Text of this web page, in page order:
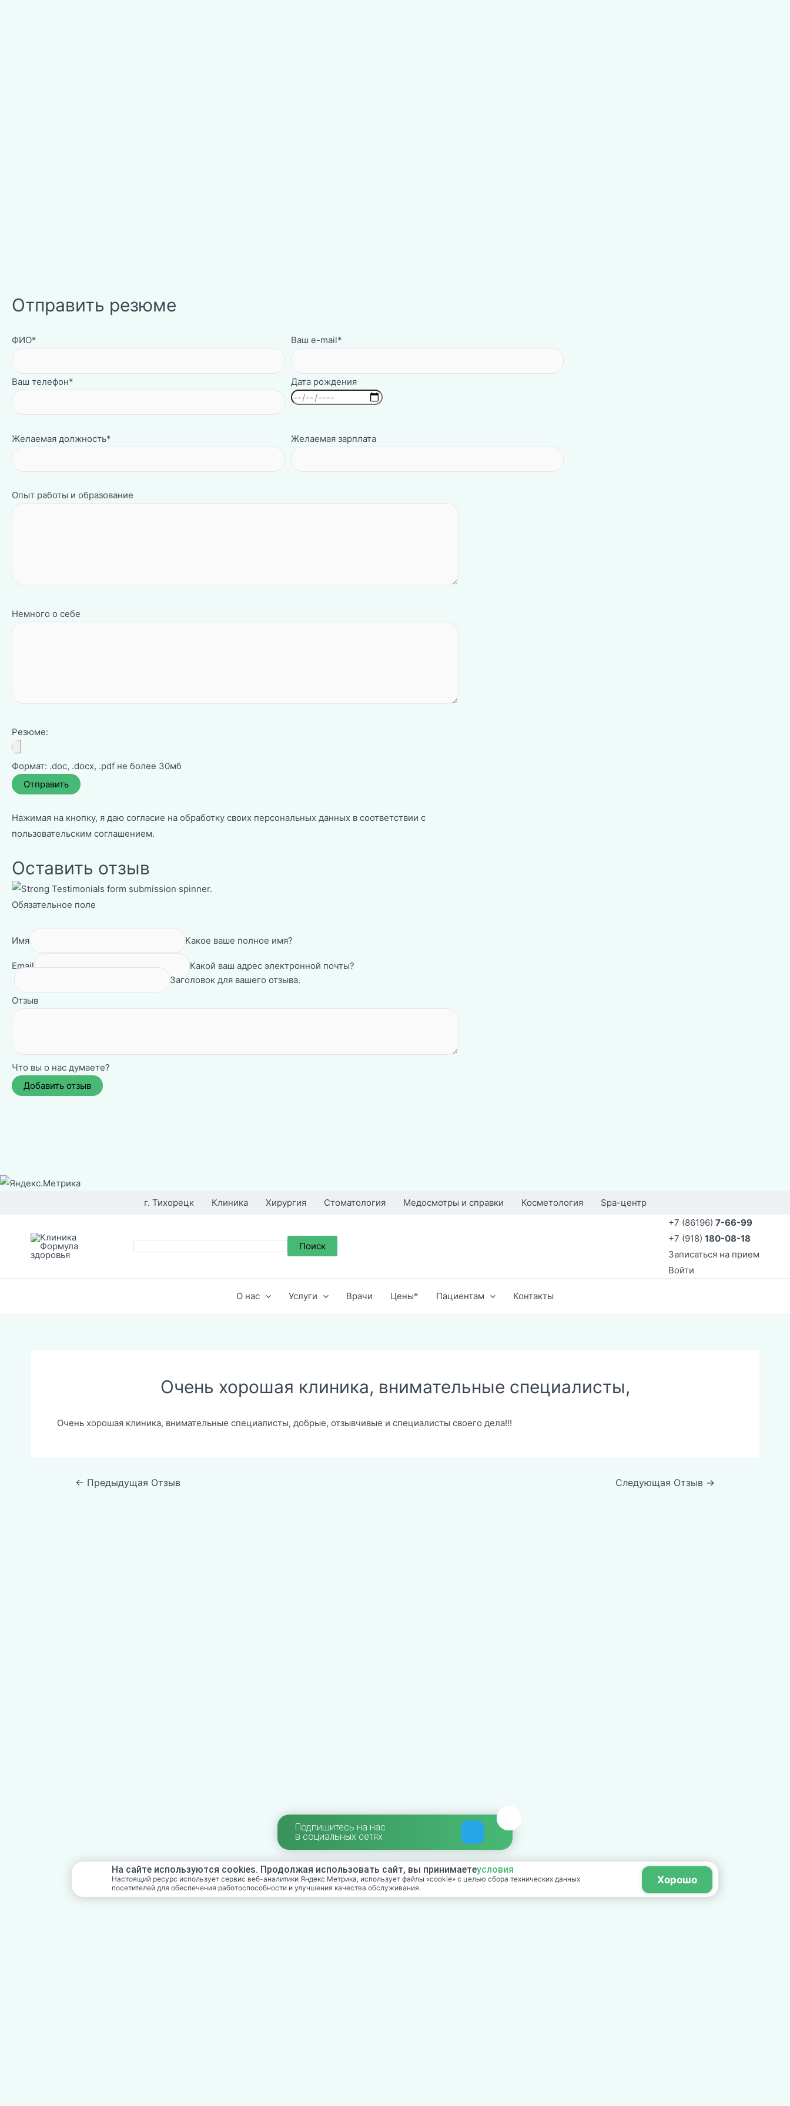
Отправить резюме
ФИО*
Ваш телефон*
Ваш e-mail*
Дата рождения
Желаемая должность* Желаемая зарплата
Опыт работы и образование
Немного о себе
Резюме:
Формат: .doc, .docx, .pdf не более 30мб
Нажимая на кнопку, я даю согласие на обработку своих персональных данных в соответствии с
пользовательским соглашением.
Оставить отзыв
Обязательное поле
Имя Какое ваше полное имя?
Email
Какой ваш адрес электронной почты?
Заголовок для вашего отзыва.
Отзыв
Что вы о нас думаете?
Перейти
г. Тихорецк Клиника Хирургия Стоматология Медосмотры и справки Косметология Spa-центр
Поиск Поиск
+7 (86196) 7-66-99
+7 (918) 180-08-18
Записаться на прием
Войти
О нас Услуги Врачи Цены* Пациентам Контакты
Очень хорошая клиника, внимательные специалисты,
Очень хорошая клиника, внимательные специалисты, добрые, отзывчивые и специалисты своего дела!!!
Навигация
← Предыдущая Отзыв Следующая Отзыв →
Подпишитесь на нас
в социальных сетях
На сайте используются cookies. Продолжая использовать сайт, вы принимаетеусловия
Хорошо
Настоящий ресурс использует сервис веб-аналитики Яндекс Метрика, использует файлы «cookie» с целью сбора технических данных
посетителей для обеспечения работоспособности и улучшения качества обслуживания.